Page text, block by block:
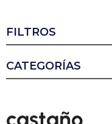
FILTROS
CATEGORÍAS